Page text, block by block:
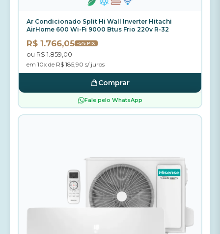
Ar Condicionado Split Hi Wall Inverter Hitachi
AirHome 600 Wi-Fi 9000 Btus Frio 220v R-32
R$ 1.766,05 -5% PIX
ou R$ 1.859,00
em 10x de R$ 185,90 s/ juros
Comprar
Fale pelo WhatsApp